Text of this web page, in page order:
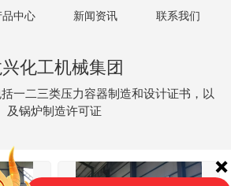
品中心 新闻资讯 联系我们
化工机械集团
一二三类压力容器制造和设计证书，以
及锅炉制造许可证
❌